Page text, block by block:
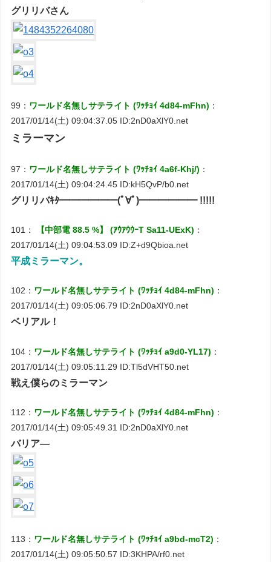
グリリバさん
99： ワールド名無しサテライト (ﾜｯﾁｮｲ 4d84-mFhn) ：
2017/01/14(土) 09:04:37.05 ID:2nD0aXlY0.net
ミラーマン
97： ワールド名無しサテライト (ﾜｯﾁｮｲ 4a6f-Khj/) ：
2017/01/14(土) 09:04:24.45 ID:kH5QvP/b0.net
グリリバｷﾀ━━━━━━(ﾟ∀ﾟ)━━━━━━ !!!!!
101： 【中部電 88.5 %】 (ｱｳｱｳｳｰT Sa11-UExK) ：
2017/01/14(土) 09:04:53.09 ID:Z+d9Qbioa.net
平成ミラーマン。
102： ワールド名無しサテライト (ﾜｯﾁｮｲ 4d84-mFhn) ：
2017/01/14(土) 09:05:06.79 ID:2nD0aXlY0.net
ベリアル！
104： ワールド名無しサテライト (ﾜｯﾁｮｲ a9d0-YL17) ：
2017/01/14(土) 09:05:11.29 ID:Tl5dVHT50.net
戦え僕らのミラーマン
112： ワールド名無しサテライト (ﾜｯﾁｮｲ 4d84-mFhn) ：
2017/01/14(土) 09:05:49.31 ID:2nD0aXlY0.net
バリア―
113： ワールド名無しサテライト (ﾜｯﾁｮｲ a9bd-mcT2) ：
2017/01/14(土) 09:05:50.57 ID:3KHPA/rf0.net